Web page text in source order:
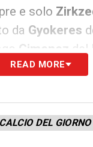
e solo
da Gyokeres
Gimenez
e infineDavid
NOSTRE
READ MORE
DEL GIORNO